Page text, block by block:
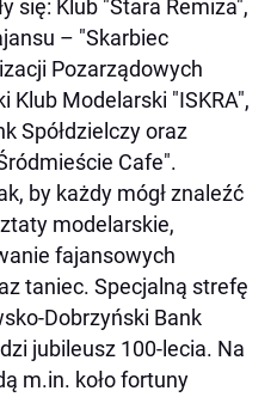
się: Klub "Stara Remiza",
– "Skarbiec
Pozarządowych
Klub Modelarski "ISKRA",
Spółdzielczy oraz
Cafe".
by każdy mógł znaleźć
modelarskie,
fajansowych
taniec. Specjalną strefę
Dobrzyński Bank
jubileusz 100-lecia. Na
m.in. koło fortuny